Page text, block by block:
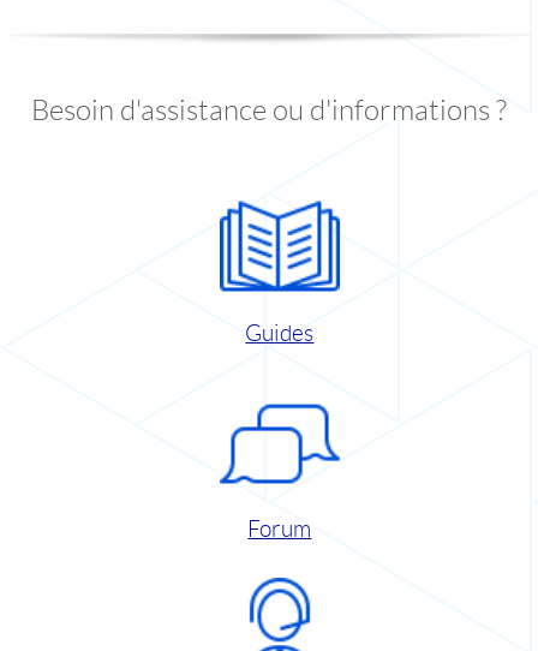
Besoin d'assistance ou d'informations ?
Guides
Forum